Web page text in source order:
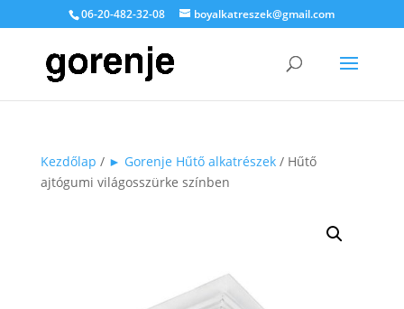
06-20-482-32-08 boyalkatreszek@gmail.com
Kezdőlap / ► Gorenje Hűtő alkatrészek/ Hűtő
ajtógumi világosszürke színben